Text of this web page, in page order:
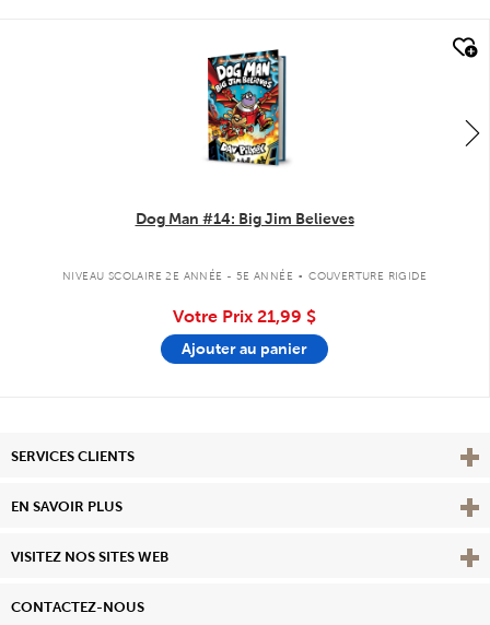
Dog Man #14: Big Jim Believes
NIVEAU SCOLAIRE 2E ANNÉE - 5E ANNÉE . COUVERTURE RIGIDE
Votre Prix 21,99 $
Ajouter au panier
SERVICES CLIENTS
EN SAVOIR PLUS View
VISITEZ NOS SITES WEB
CONTACTEZ-NOUS